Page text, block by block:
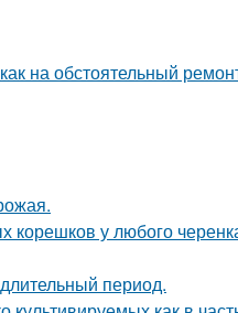
на обстоятельный
корешков у любого
период.